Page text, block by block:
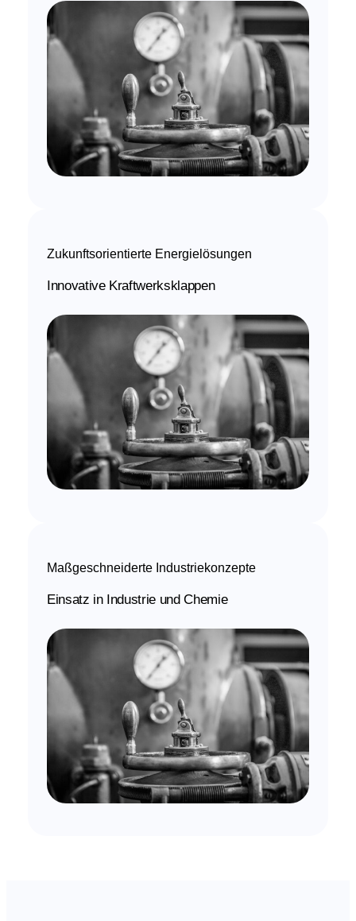
Zukunftsorientierte Energielösungen
Innovative Kraftwerksklappen
Maßgeschneiderte Industriekonzepte
Einsatz in Industrie und Chemie